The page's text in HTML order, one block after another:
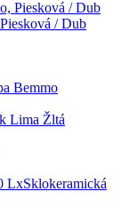
/ Dub
Bemmo
Lima Žltá
Sklokeramická